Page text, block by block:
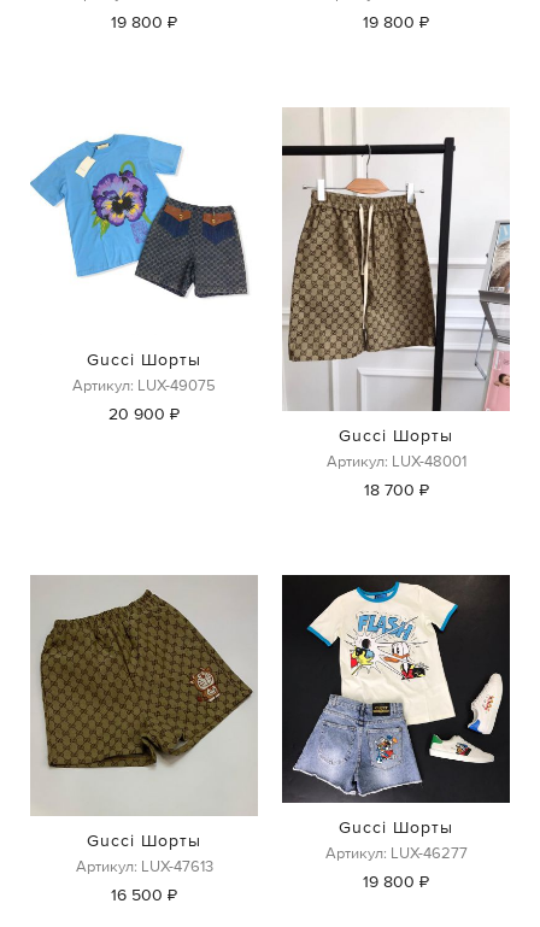
19 800 ₽ 19 800 ₽
Gucci Шорты
Артикул: LUX-49075
20 900 ₽
Gucci Шорты
Артикул: LUX-48001
18 700 ₽
Gucci Шорты
Артикул: LUX-47613
16 500 ₽
Gucci Шорты
Артикул: LUX-46277
19 800 ₽